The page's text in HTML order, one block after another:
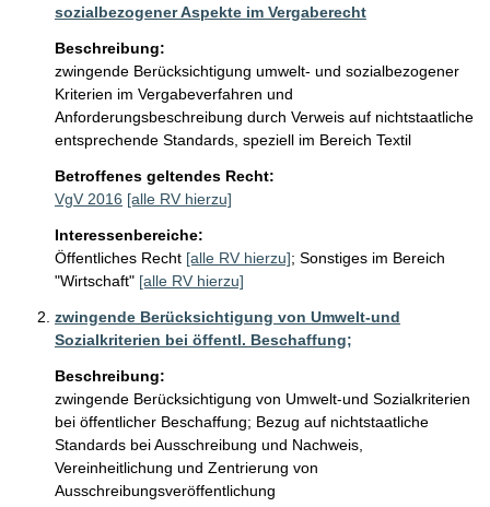
sozialbezogener Aspekte im Vergaberecht
Beschreibung:
zwingende Berücksichtigung umwelt- und sozialbezogener
Kriterien im Vergabeverfahren und
Anforderungsbeschreibung durch Verweis auf nichtstaatliche
entsprechende Standards, speziell im Bereich Textil
Betroffenes geltendes Recht:
VgV 2016 [alle RV hierzu]
Interessenbereiche:
Öffentliches Recht [alle RV hierzu]; Sonstiges im Bereich
"Wirtschaft" [alle RV hierzu]
zwingende Berücksichtigung von Umwelt-und
Sozialkriterien bei öffentl. Beschaffung;
Beschreibung:
zwingende Berücksichtigung von Umwelt-und Sozialkriterien
bei öffentlicher Beschaffung; Bezug auf nichtstaatliche
Standards bei Ausschreibung und Nachweis,
Vereinheitlichung und Zentrierung von
Ausschreibungsveröffentlichung